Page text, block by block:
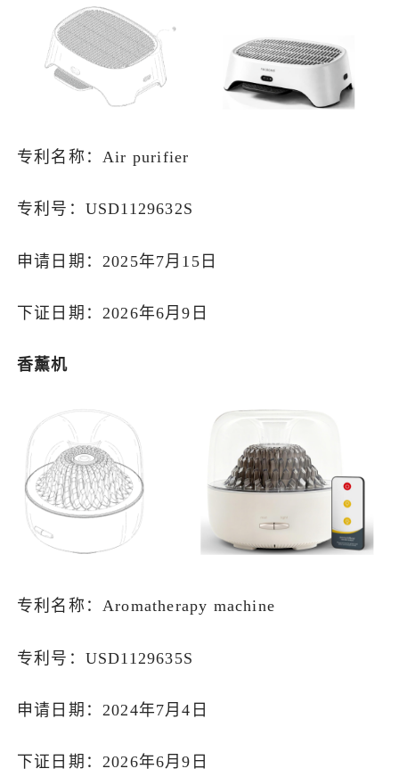
专利名称：Air purifier
专利号：USD1129632S
申请日期：2025年7月15日
下证日期：2026年6月9日
香薰机
专利名称：Aromatherapy machine
专利号：USD1129635S
申请日期：2024年7月4日
下证日期：2026年6月9日